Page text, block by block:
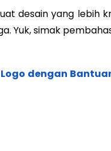
desain yang lebih
Yuk, simak
dengan